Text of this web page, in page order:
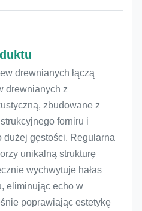
drewnianych łączą
drewnianych z
zbudowane z
forniru i
dużej gęstości. Regularna
unikalną strukturę
wychwytuje hałas
eliminując echo w
poprawiając estetykę